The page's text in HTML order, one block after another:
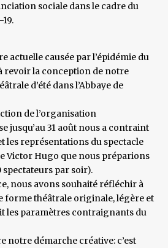
sociale dans le cadre du
actuelle causée par l’épidémie du
revoir la conception de notre
d’été dans l’Abbaye de
de l’organisation
jusqu’au 31 août nous a contraint
les représentations du spectacle
Victor Hugo que nous préparions
spectateurs par soir).
nous avons souhaité réfléchir à
forme théâtrale originale, légère et
les paramètres contraignants du
notre démarche créative: c’est